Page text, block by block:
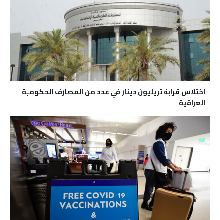
اختلاس قرابة تريليون دينار في عدد من المصارف الحكومية
العراقية